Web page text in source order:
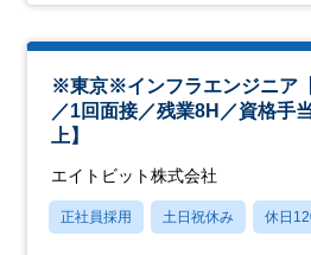
※東京※インフラエンジニア
／1回面接／残業8H／資格手
上】
エイトビット株式会社
正社員採用 土日祝休み 休日